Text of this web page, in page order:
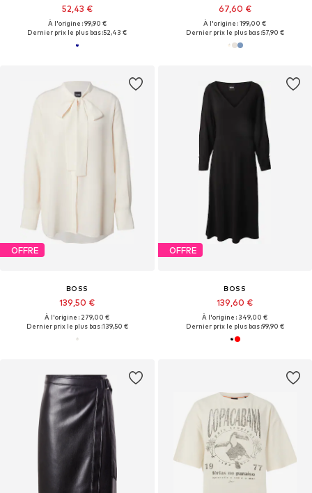
52,43 €
À l'origine : 99,90 €
Dernier prix le plus bas :52,43 €
67,60 €
À l'origine : 199,00 €
Dernier prix le plus bas :57,90 €
OFFRE
BOSS
139,50 €
À l'origine : 279,00 €
Dernier prix le plus bas :139,50 €
OFFRE
BOSS
139,60 €
À l'origine : 349,00 €
Dernier prix le plus bas :99,90 €